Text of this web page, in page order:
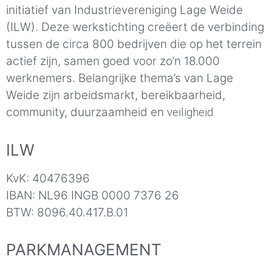
initiatief van Industrievereniging Lage Weide
(ILW). Deze werkstichting creëert de verbinding
tussen de circa 800 bedrijven die op het terrein
actief zijn, samen goed voor zo’n 18.000
werknemers. Belangrijke thema’s van Lage
Weide zijn arbeidsmarkt, bereikbaarheid,
community, duurzaamheid en veiligheid.
ILW
KvK: 40476396
IBAN: NL96 INGB 0000 7376 26
BTW: 8096.40.417.B.01
PARKMANAGEMENT